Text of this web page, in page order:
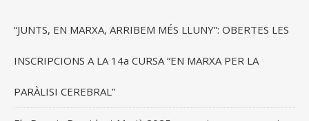
“JUNTS, EN MARXA, ARRIBEM MÉS LLUNY”: OBERTES LES
INSCRIPCIONS A LA 14a CURSA “EN MARXA PER LA
PARÀLISI CEREBRAL”